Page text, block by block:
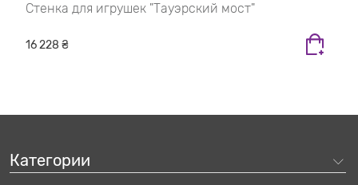
Стенка для игрушек "Тауэрский мост"
16 228 ₴
Категории